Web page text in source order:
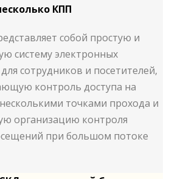
КПП
собой простую и
систему электронных
сотрудников и посетителей,
контроль доступа на
точками прохода и
организацию контроля
при большом потоке